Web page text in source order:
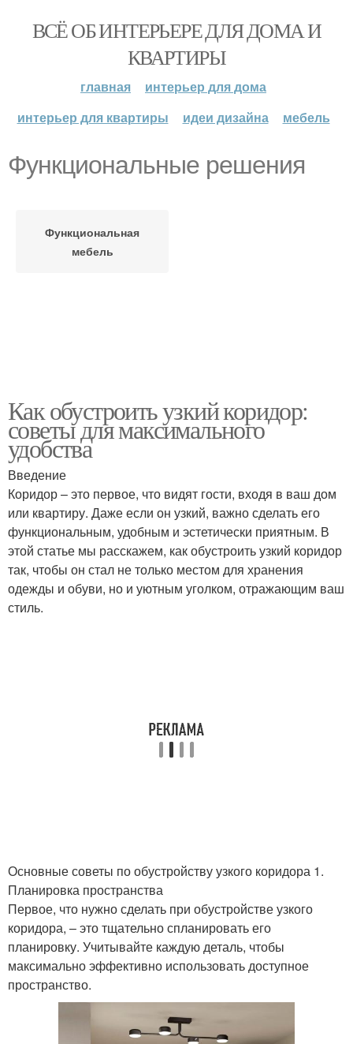
ВСЁ ОБ ИНТЕРЬЕРЕ ДЛЯ ДОМА И
КВАРТИРЫ
главная
интерьер для дома
интерьер для квартиры
идеи дизайна мебель
Функциональные решения
Функциональная
мебель
Как обустроить узкий коридор:
советы для максимального
удобства
Введение
Коридор – это первое, что видят гости, входя в ваш дом
или квартиру. Даже если он узкий, важно сделать его
функциональным, удобным и эстетически приятным. В
этой статье мы расскажем, как обустроить узкий коридор
так, чтобы он стал не только местом для хранения
одежды и обуви, но и уютным уголком, отражающим ваш
стиль.
Основные советы по обустройству узкого коридора 1.
Планировка пространства
Первое, что нужно сделать при обустройстве узкого
коридора, – это тщательно спланировать его
планировку. Учитывайте каждую деталь, чтобы
максимально эффективно использовать доступное
пространство.